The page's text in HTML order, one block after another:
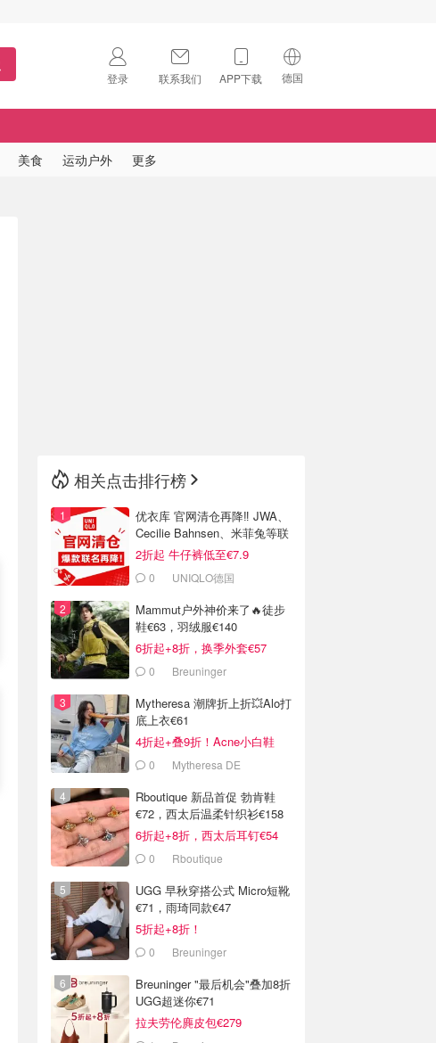
登录 联系我们 APP下载 德国
🇺🇸
美食 运动户外 更多
相关点击排行榜
优衣库 官网清仓再降‼️ JWA、
Cecilie Bahnsen、米菲兔等联
名
2折起 牛仔裤低至€7.9
0 UNIQLO德国
Mammut户外神价来了🔥徒步
鞋€63，羽绒服€140
6折起+8折，换季外套€57
0 Breuninger
Mytheresa 潮牌折上折💥Alo打
底上衣€61
4折起+叠9折！Acne小白鞋
€2640 Mytheresa DE
Rboutique 新品首促 勃肯鞋
€72，西太后温柔针织衫€158
6折起+8折，西太后耳钉€54
0 Rboutique
UGG 早秋穿搭公式 Micro短靴
€71，雨琦同款€47
5折起+8折！
0 Breuninger
Breuninger "最后机会"叠加8折
UGG超迷你€71
拉夫劳伦麂皮包€279